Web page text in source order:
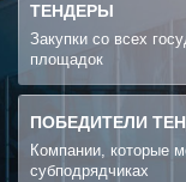
ТЕНДЕРЫ
Закупки со всех
площадок
ПОБЕДИТЕЛИ
Компании, которые
субподрядчиках